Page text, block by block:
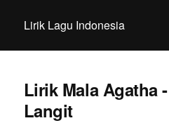
Lirik Lagu Indonesia
Lirik Mala Agatha
Langit